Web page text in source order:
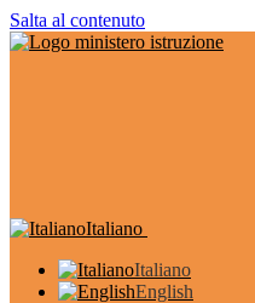
Salta al contenuto
Italiano
Italiano
English